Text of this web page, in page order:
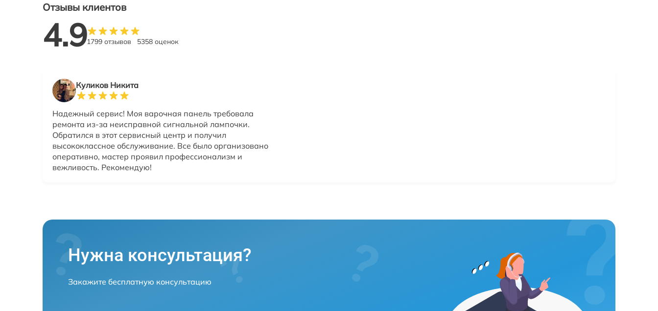
Отзывы клиентов
4.91799 отзывов 5358 оценок
Куликов Никита
Надежный сервис! Моя варочная панель требовала
ремонта из-за неисправной сигнальной лампочки.
Обратился в этот сервисный центр и получил
высококлассное обслуживание. Все было организовано
оперативно, мастер проявил профессионализм и
вежливость. Рекомендую!
Нужна консультация?
Закажите бесплатную консультацию